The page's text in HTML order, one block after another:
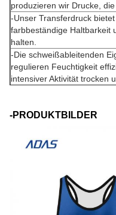
produzieren wir Drucke,
-Unser Transferdruck
farbbeständige Haltbarkeit
halten.
-Die schweißableitenden
regulieren Feuchtigkeit
intensiver Aktivität trocken
-PRODUKTBILDER